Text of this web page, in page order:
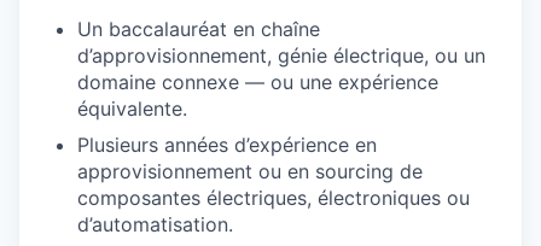
Un baccalauréat en chaîne
d’approvisionnement, génie électrique, ou un
domaine connexe — ou une expérience
équivalente.
Plusieurs années d’expérience en
approvisionnement ou en sourcing de
composantes électriques, électroniques ou
d’automatisation.